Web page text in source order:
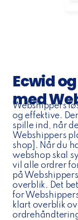
Ecwid
med
Webshippers
og effektive.
spille ind, når
Webshippers
shop]. Når du
webshop skal
vil alle ordrer
på
overblik. Det
for
klart overblik